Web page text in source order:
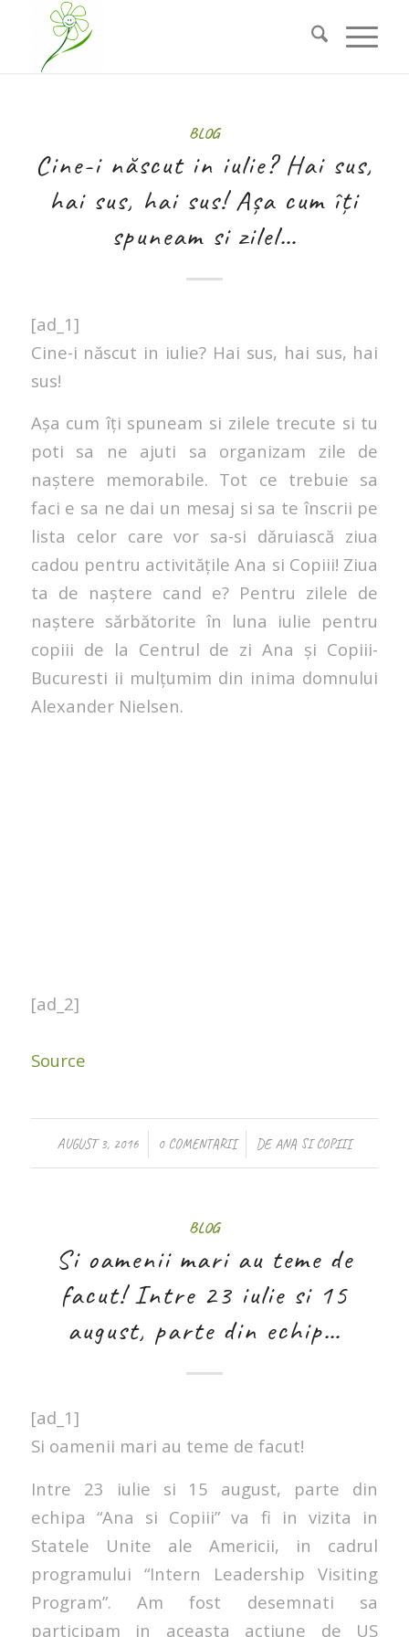
BLOG
Cine-i născut in iulie? Hai sus,
hai sus, hai sus! Așa cum îți
spuneam si zilel…
[ad_1]
Cine-i născut in iulie? Hai sus, hai sus, hai
sus!
Așa cum îți spuneam si zilele trecute si tu
poti sa ne ajuti sa organizam zile de
naștere memorabile. Tot ce trebuie sa
faci e sa ne dai un mesaj si sa te înscrii pe
lista celor care vor sa-si dăruiască ziua
cadou pentru activitățile Ana si Copiii! Ziua
ta de naștere cand e? Pentru zilele de
naștere sărbătorite în luna iulie pentru
copiii de la Centrul de zi Ana și Copiii-
Bucuresti ii mulțumim din inima domnului
Alexander Nielsen.
[ad_2]
Source
AUGUST 3, 2016
/ 0 COMENTARII
/ DE ANA SI COPIII
BLOG
Si oamenii mari au teme de
facut! Intre 23 iulie si 15
august, parte din echip…
[ad_1]
Si oamenii mari au teme de facut!
Intre 23 iulie si 15 august, parte din
echipa “Ana si Copiii” va fi in vizita in
Statele Unite ale Americii, in cadrul
programului “Intern Leadership Visiting
Program”. Am fost desemnati sa
participam in aceasta actiune de US